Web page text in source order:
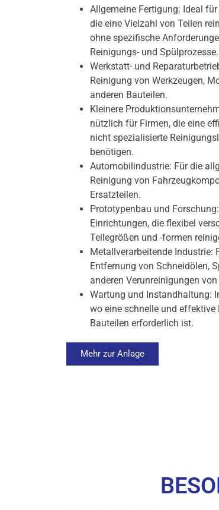
Allgemeine Fertigung: Ideal
die eine Vielzahl von Teilen
ohne spezifische
Reinigungs- und Spülprozesse.
Werkstatt- und
Reinigung von Werkzeugen,
anderen Bauteilen.
Kleinere
nützlich für Firmen, die eine
nicht spezialisierte
benötigen.
Automobilindustrie: Für die
Reinigung von
Ersatzteilen.
Prototypenbau und
Einrichtungen, die flexibel
Teilegrößen und -formen
Metallverarbeitende Industrie:
Entfernung von Schneidölen,
anderen Verunreinigungen
Wartung und Instandhaltung:
wo eine schnelle und effektive
Bauteilen erforderlich ist.
Mehr zur Anlage